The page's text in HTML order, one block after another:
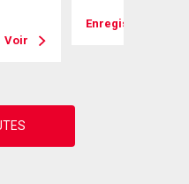
Voir
Enregistrer